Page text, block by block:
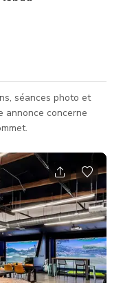
séances photo et